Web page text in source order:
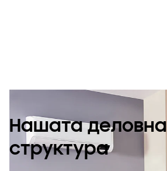
Нашата деловна
структура